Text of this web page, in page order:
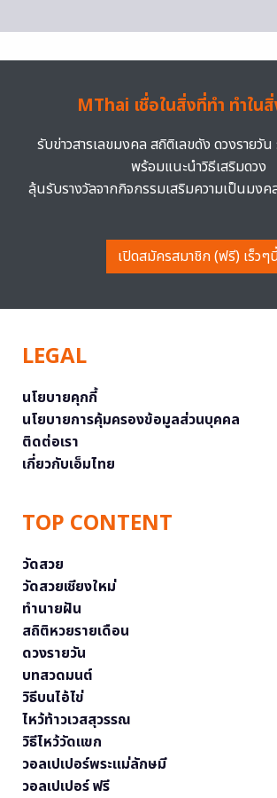
MThai เชื่อในสิ่งที่ทำ ทำใน
รับข่าวสารเลขมงคล สถิติเลขดัง ดวงรายวัน
พร้อมแนะนำวิธีเสริมดวง
ลุ้นรับรางวัลจากกิจกรรมเสริมความเป็นมงค
เปิดสมัครสมาชิก (ฟรี) เร็วๆ
LEGAL
นโยบายคุกกี้
นโยบายการคุ้มครองข้อมูลส่วนบุคคล
ติดต่อเรา
เกี่ยวกับเอ็มไทย
TOP CONTENT
วัดสวย
วัดสวยเชียงใหม่
ทำนายฝัน
สถิติหวยรายเดือน
ดวงรายวัน
บทสวดมนต์
วิธีบนไอ้ไข่
ไหว้ท้าวเวสสุวรรณ
วิธีไหว้วัดแขก
วอลเปเปอร์พระแม่ลักษมี
วอลเปเปอร์ ฟรี